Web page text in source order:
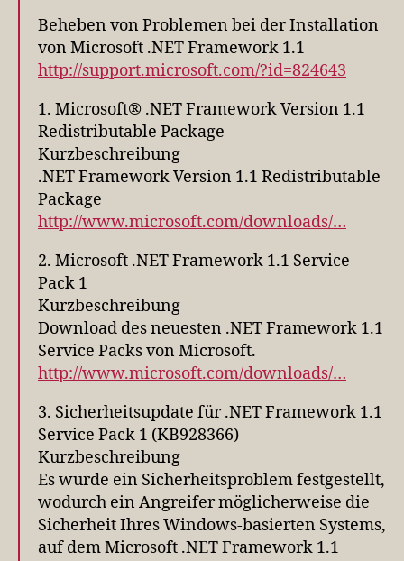
Beheben von Problemen bei der Installation
von Microsoft .NET Framework 1.1
http://support.microsoft.com/?id=824643
1. Microsoft® .NET Framework Version 1.1
Redistributable Package
Kurzbeschreibung
.NET Framework Version 1.1 Redistributable
Package
http://www.microsoft.com/downloads/…
2. Microsoft .NET Framework 1.1 Service
Pack 1
Kurzbeschreibung
Download des neuesten .NET Framework 1.1
Service Packs von Microsoft.
http://www.microsoft.com/downloads/…
3. Sicherheitsupdate für .NET Framework 1.1
Service Pack 1 (KB928366)
Kurzbeschreibung
Es wurde ein Sicherheitsproblem festgestellt,
wodurch ein Angreifer möglicherweise die
Sicherheit Ihres Windows-basierten Systems,
auf dem Microsoft .NET Framework 1.1